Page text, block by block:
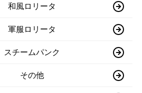
和風ロリータ
軍服ロリータ
スチームパンク
その他